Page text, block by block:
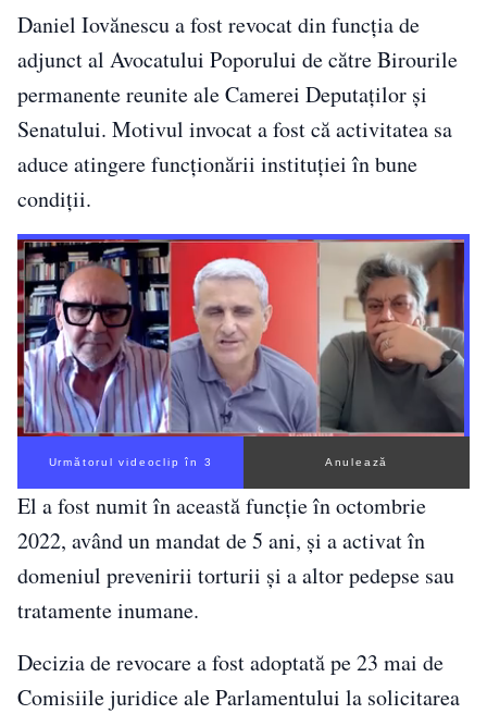
Daniel Iovănescu a fost revocat din funcția de
adjunct al Avocatului Poporului de către Birourile
permanente reunite ale Camerei Deputaților și
Senatului. Motivul invocat a fost că activitatea sa
aduce atingere funcționării instituției în bune
condiții.
Următorul videoclip în 2 Anulează
El a fost numit în această funcție în octombrie
2022, având un mandat de 5 ani, și a activat în
domeniul prevenirii torturii și a altor pedepse sau
tratamente inumane.
Decizia de revocare a fost adoptată pe 23 mai de
Comisiile juridice ale Parlamentului la solicitarea